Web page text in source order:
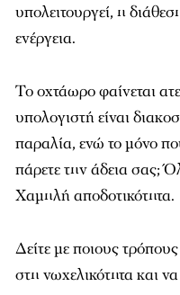
υπολειτουργεί, η
ενέργεια.
Το οχτάωρο φαίνεται
υπολογιστή είναι
παραλία, ενώ το μόνο
πάρετε την άδεια σας;
Χαμηλή αποδοτικότητα.
Δείτε με ποιους
στη νωχελικότητα και να